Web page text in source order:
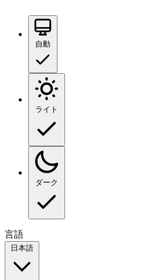
自動
ライト
ダーク
言語
日本語